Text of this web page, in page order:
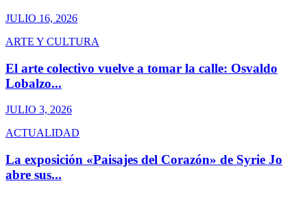
JULIO 16, 2026
ARTE Y CULTURA
El arte colectivo vuelve a tomar la calle: Osvaldo
Lobalzo...
JULIO 3, 2026
ACTUALIDAD
La exposición «Paisajes del Corazón» de Syrie Jo
abre sus...